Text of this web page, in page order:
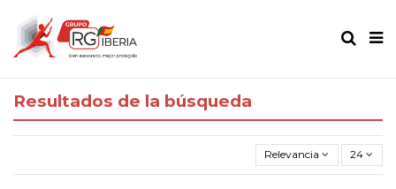
Resultados de la búsqueda
Relevancia 24